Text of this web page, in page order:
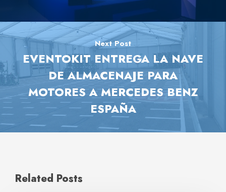
Next Post
EVENTOKIT ENTREGA LA NAVE
DE ALMACENAJE PARA
MOTORES A MERCEDES BENZ
ESPAÑA
Related Posts